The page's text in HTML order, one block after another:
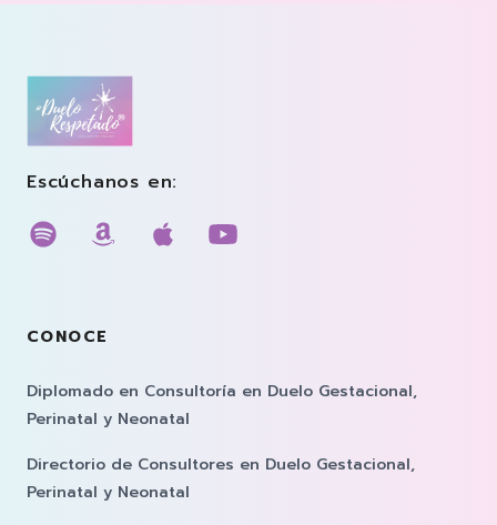
Duelo Respetado Podcast con Georgina González
Escúchanos en:
Escúchanos en spotify
Escúchanos en amazon music
Escúchanos en apple
Escúchanos en
CONOCE
Diplomado en Consultoría en Duelo Gestacional,
Perinatal y Neonatal
Directorio de Consultores en Duelo Gestacional,
Perinatal y Neonatal